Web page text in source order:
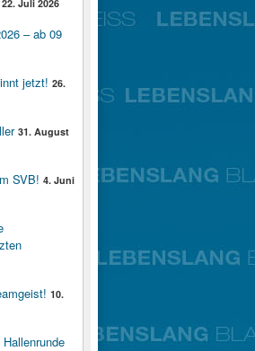
22. Juli 2026
– ab 09
jetzt! 26.
31. August
SVB! 4. Juni
10.